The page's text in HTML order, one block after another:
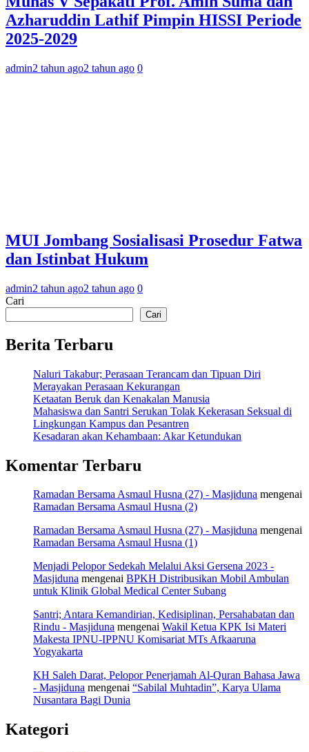
Azharuddin Lathif Pimpin HISSI Periode
2025-2029
admin2 tahun ago2 tahun ago 0
MUI Jombang Sosialisasi Prosedur Fatwa
dan Istinbat Hukum
admin2 tahun ago2 tahun ago 0
Cari
Cari
Berita Terbaru
Naluri Takabur; Perasaan Terancam dan Tipuan Diri
Merayakan Perasaan Kekurangan
Ketaatan Beruk dan Kenakalan Manusia
Mahasiswa dan Santri Serukan Tolak Kekerasan Seksual di
Lingkungan Kampus dan Pesantren
Kesadaran akan Kehambaan: Akar Ketundukan
Komentar Terbaru
Ramadan Bersama Asmaul Husna (27) - Masjiduna mengenai
Ramadan Bersama Asmaul Husna (2)
Ramadan Bersama Asmaul Husna (27) - Masjiduna mengenai
Ramadan Bersama Asmaul Husna (1)
Menjadi Pelopor Sedekah Melalui Aksi Gersena 2023 -
Masjiduna mengenai BPKH Distribusikan Mobil Ambulan
untuk Klinik Global Medical Center Subang
Santri; Antara Kemandirian, Kedisiplinan, Persahabatan dan
Rindu - Masjiduna mengenai Wakil Ketua KPK Isi Materi
Makesta IPNU-IPPNU Komisariat MTs Afkaaruna
Yogyakarta
KH Saleh Darat, Pelopor Penerjamah Al-Quran Bahasa Jawa
- Masjiduna mengenai “Sabilal Muhtadin”, Karya Ulama
Nusantara Bagi Dunia
Kategori